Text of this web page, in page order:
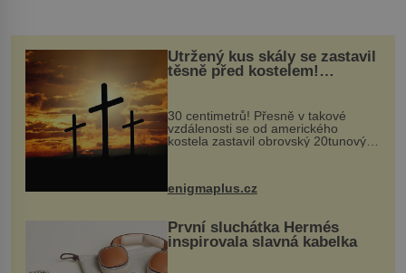
Utržený kus skály se zastavil
těsně před kostelem!
Ochránila ho boží síla?
30 centimetrů! Přesně v takové
vzdálenosti se od amerického
kostela zastavil obrovský 20tunový
...
enigmaplus.cz
První sluchátka Hermés
inspirovala slavná kabelka